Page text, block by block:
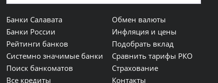
Банки Салавата
Банки России
Рейтинги банков
Системно значимые банки
Поиск банкоматов
Все кредиты
Обмен валюты
Инфляция и цены
Подобрать вклад
Сравнить тарифы РКО
Страхование
Контакты